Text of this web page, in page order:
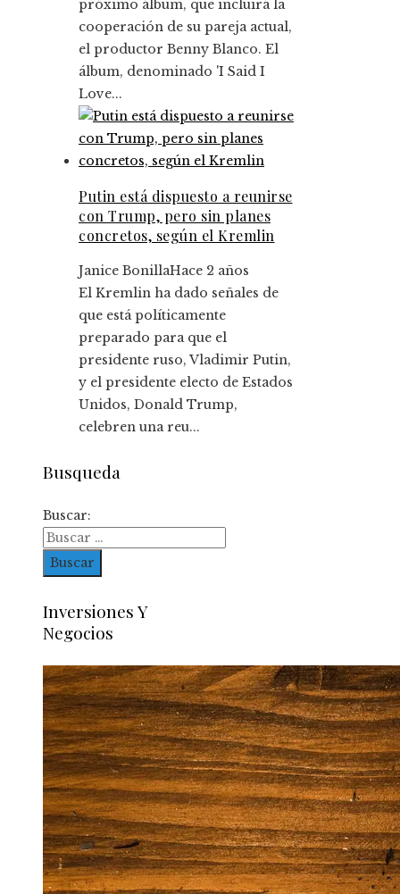
próximo álbum, que incluirá la
cooperación de su pareja actual,
el productor Benny Blanco. El
álbum, denominado 'I Said I
Love...
Putin está dispuesto a reunirse
con Trump, pero sin planes
concretos, según el Kremlin
Janice BonillaHace 2 años
El Kremlin ha dado señales de
que está políticamente
preparado para que el
presidente ruso, Vladimir Putin,
y el presidente electo de Estados
Unidos, Donald Trump,
celebren una reu...
Busqueda
Buscar:
Inversiones Y
Negocios